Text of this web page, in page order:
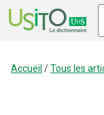
Accueil /Tous les